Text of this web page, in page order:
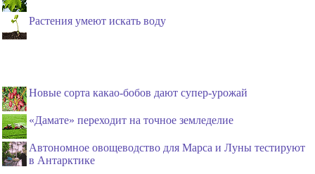
Растения умеют искать воду
Новые сорта какао-бобов дают супер-урожай
«Дамате» переходит на точное земледелие
Автономное овощеводство для Марса и Луны тестируют
в Антарктике